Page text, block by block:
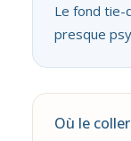
Le fond tie-
presque
Où le